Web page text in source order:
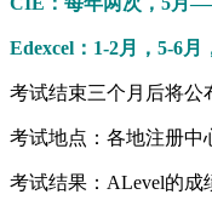
Edexcel：1-2月，5-6月
考试结束三个月后将公
考试地点：各地注册中
考试结果：ALevel的成